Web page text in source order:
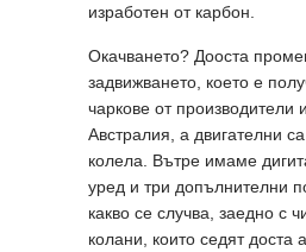
изработен от карбон.
Окачването? Дооста
задвижването, което е
чаркове от производители
Австралия, а двигателни
колела. Вътре имаме
уред и три допълнителни
какво се случва, заедно с
колани, които седят доста